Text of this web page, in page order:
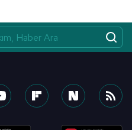
yer alan panel
ilişkin detaylı bilgi
Çerez Bilgilendirme
Kanunu uyarınca
okumak ve sitemizde